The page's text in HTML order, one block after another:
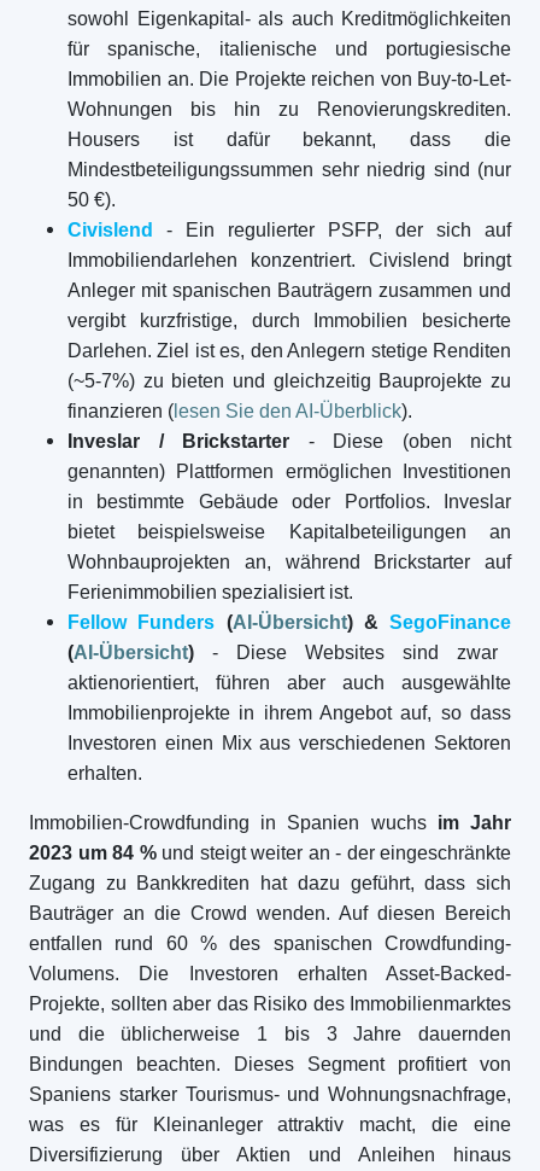
sowohl Eigenkapital- als auch Kreditmöglichkeiten
für spanische, italienische und portugiesische
Immobilien an. Die Projekte reichen von Buy-to-Let-
Wohnungen bis hin zu Renovierungskrediten.
Housers ist dafür bekannt, dass die
Mindestbeteiligungssummen sehr niedrig sind (nur
50 €).
Civislend
- Ein regulierter PSFP, der sich auf
Immobiliendarlehen konzentriert. Civislend bringt
Anleger mit spanischen Bauträgern zusammen und
vergibt kurzfristige, durch Immobilien besicherte
Darlehen. Ziel ist es, den Anlegern stetige Renditen
(~5-7%) zu bieten und gleichzeitig Bauprojekte zu
finanzieren ( lesen Sie den AI-Überblick).
Inveslar / Brickstarter - Diese (oben nicht
genannten) Plattformen ermöglichen Investitionen
in bestimmte Gebäude oder Portfolios. Inveslar
bietet beispielsweise Kapitalbeteiligungen an
Wohnbauprojekten an, während Brickstarter auf
Ferienimmobilien spezialisiert ist.
Fellow Funders (AI-Übersicht) & SegoFinance
(AI-Übersicht) - Diese Websites sind zwar
aktienorientiert, führen aber auch ausgewählte
Immobilienprojekte in ihrem Angebot auf, so dass
Investoren einen Mix aus verschiedenen Sektoren
erhalten.
Immobilien-Crowdfunding in Spanien wuchs im Jahr
2023 um 84 %und steigt weiter an - der eingeschränkte
Zugang zu Bankkrediten hat dazu geführt, dass sich
Bauträger an die Crowd wenden. Auf diesen Bereich
entfallen rund 60 % des spanischen Crowdfunding-
Volumens. Die Investoren erhalten Asset-Backed-
Projekte, sollten aber das Risiko des Immobilienmarktes
und die üblicherweise 1 bis 3 Jahre dauernden
Bindungen beachten. Dieses Segment profitiert von
Spaniens starker Tourismus- und Wohnungsnachfrage,
was es für Kleinanleger attraktiv macht, die eine
Diversifizierung über Aktien und Anleihen hinaus